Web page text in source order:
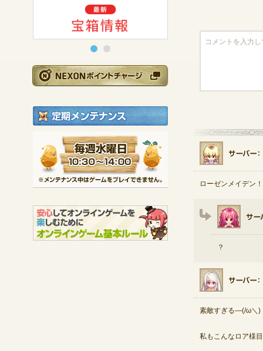
毎週水曜日 10:30
※メンテナンス中は
ローゼンメイデン
？
素敵すぎる―(/ω＼)
私もこんなロア様